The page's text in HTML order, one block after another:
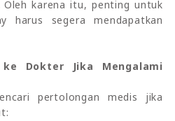
karena itu, penting untuk
harus segera mendapatkan
ke Dokter Jika Mengalami
pertolongan medis jika